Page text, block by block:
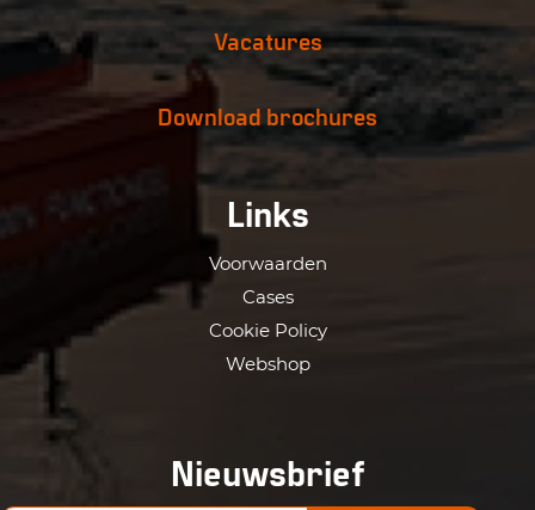
Vacatures
Download brochures
Links
Voorwaarden
Cases
Cookie Policy
Webshop
Nieuwsbrief